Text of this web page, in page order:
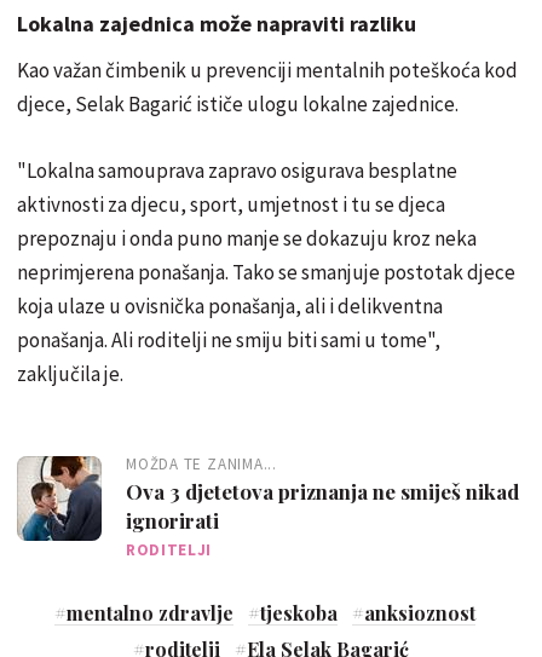
Lokalna zajednica može napraviti razliku
Kao važan čimbenik u prevenciji mentalnih poteškoća kod
djece, Selak Bagarić ističe ulogu lokalne zajednice.
"Lokalna samouprava zapravo osigurava besplatne
aktivnosti za djecu, sport, umjetnost i tu se djeca
prepoznaju i onda puno manje se dokazuju kroz neka
neprimjerena ponašanja. Tako se smanjuje postotak djece
koja ulaze u ovisnička ponašanja, ali i delikventna
ponašanja. Ali roditelji ne smiju biti sami u tome",
zaključila je.
MOŽDA TE ZANIMA...
Ova 3 djetetova priznanja ne smiješ nikad
ignorirati
RODITELJI
#mentalno zdravlje #tjeskoba #anksioznost
#roditelji #Ela Selak Bagarić